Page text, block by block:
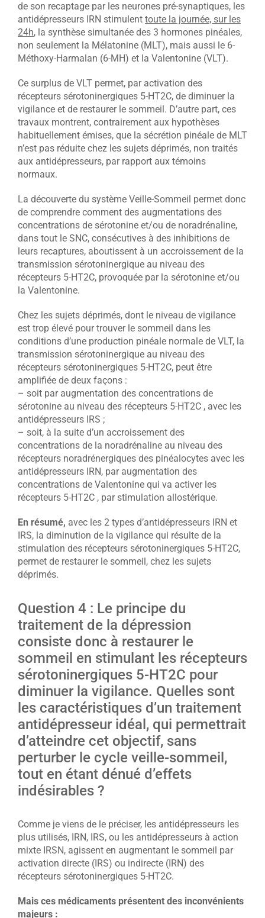
de son recaptage par les neurones pré-synaptiques, les
antidépresseurs IRN stimulent toute la journée, sur les
24h, la synthèse simultanée des 3 hormones pinéales,
non seulement la Mélatonine (MLT), mais aussi le 6-
Méthoxy-Harmalan (6-MH) et la Valentonine (VLT).
Ce surplus de VLT permet, par activation des
récepteurs sérotoninergiques 5-HT2C, de diminuer la
vigilance et de restaurer le sommeil. D’autre part, ces
travaux montrent, contrairement aux hypothèses
habituellement émises, que la sécrétion pinéale de MLT
n’est pas réduite chez les sujets déprimés, non traités
aux antidépresseurs, par rapport aux témoins
normaux.
La découverte du système Veille-Sommeil permet donc
de comprendre comment des augmentations des
concentrations de sérotonine et/ou de noradrénaline,
dans tout le SNC, consécutives à des inhibitions de
leurs recaptures, aboutissent à un accroissement de la
transmission sérotoninergique au niveau des
récepteurs 5-HT2C, provoquée par la sérotonine et/ou
la Valentonine.
Chez les sujets déprimés, dont le niveau de vigilance
est trop élevé pour trouver le sommeil dans les
conditions d’une production pinéale normale de VLT, la
transmission sérotoninergique au niveau des
récepteurs sérotoninergiques 5-HT2C, peut être
amplifiée de deux façons :
– soit par augmentation des concentrations de
sérotonine au niveau des récepteurs 5-HT2C , avec les
antidépresseurs IRS ;
– soit, à la suite d’un accroissement des
concentrations de la noradrénaline au niveau des
récepteurs noradrénergiques des pinéalocytes avec les
antidépresseurs IRN, par augmentation des
concentrations de Valentonine qui va activer les
récepteurs 5-HT2C , par stimulation allostérique.
En résumé, avec les 2 types d’antidépresseurs IRN et
IRS, la diminution de la vigilance qui résulte de la
stimulation des récepteurs sérotoninergiques 5-HT2C,
permet de restaurer le sommeil, chez les sujets
déprimés.
Question 4 : Le principe du
traitement de la dépression
consiste donc à restaurer le
sommeil en stimulant les récepteurs
sérotoninergiques 5-HT2C pour
diminuer la vigilance. Quelles sont
les caractéristiques d’un traitement
antidépresseur idéal, qui permettrait
d’atteindre cet objectif, sans
perturber le cycle veille-sommeil,
tout en étant dénué d’effets
indésirables ?
Comme je viens de le préciser, les antidépresseurs les
plus utilisés, IRN, IRS, ou les antidépresseurs à action
mixte IRSN, agissent en augmentant le sommeil par
activation directe (IRS) ou indirecte (IRN) des
récepteurs sérotoninergiques 5-HT2C.
Mais ces médicaments présentent des inconvénients
majeurs :